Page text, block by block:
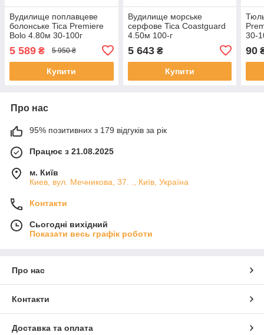
Вудилище поплавцеве
болонське Tica Premiere
Bolo 4.80м 30-100г
5 589 ₴ 5 950 ₴
Купити
Вудилище морське
серфове Tica Coastguard
4.50м 100-г
5 643₴
Купити
30-
90
Про нас
95% позитивних з 179 відгуків за рік
Працює з 21.08.2025
м. Київ
Киев, вул. Мечникова, 37. ., Київ, Україна
Контакти
Сьогодні вихідний
Показати весь графік роботи
Про нас
Контакти
Доставка та оплата